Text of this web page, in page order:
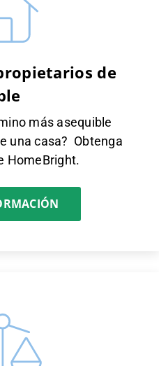
de
más asequible
una casa? Obtenga
HomeBright.